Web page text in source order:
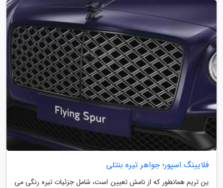
فلایینگ اسپور؛ جواهر تیره بنتلی
ین تریم همانطور که از نامش تعیین است، شامل جزئیات تیره رنگی می